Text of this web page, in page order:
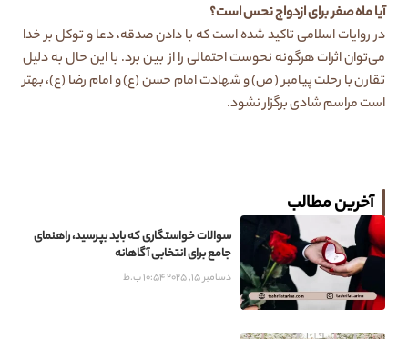
آیا ماه صفر برای ازدواج نحس است؟
در روایات اسلامی تاکید شده است که با دادن صدقه، دعا و توکل بر خدا
می‌توان اثرات هرگونه نحوست احتمالی را از بین برد. با این حال به دلیل
تقارن با رحلت پیامبر (ص) و شهادت امام حسن (ع) و امام رضا (ع)، بهتر
است مراسم شادی برگزار نشود.
آخرین مطالب
سوالات خواستگاری که باید بپرسید، راهنمای
جامع برای انتخابی آگاهانه
دسامبر 15, 2025 10:54 ب.ظ